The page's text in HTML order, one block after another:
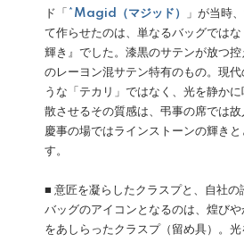
ド「 * Magid（マジッド）
」が当時
て作らせたのは、単なるバッグでは
輝き』でした。漆黒のサテンが放つ
のレーヨン混サテン特有のもの。現代
うな「テカリ」ではなく、光を静か
散させるその質感は、弔事の席では故
慶事の場ではラインストーンの輝き
す。
■ 意匠を凝らしたクラスプと、自社の
バッグのアイコンとなるのは、煌び
をあしらったクラスプ（留め具）。